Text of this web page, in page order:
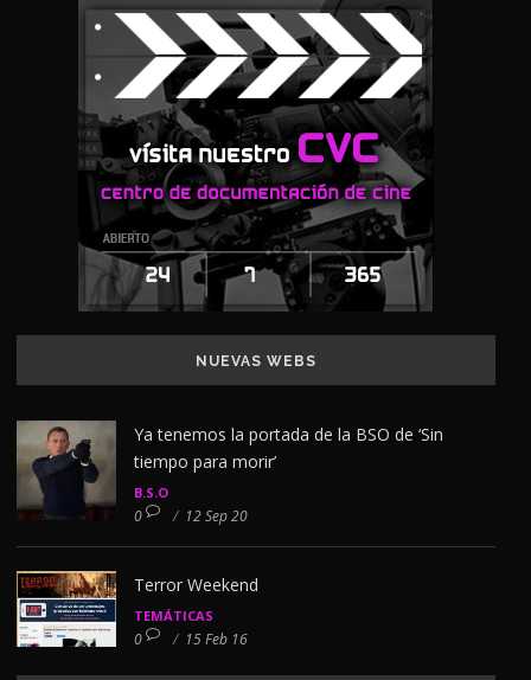
NUEVAS WEBS
Ya tenemos la portada de la BSO de ‘Sin
tiempo para morir’
B.S.O
0 / 12 Sep 20
Terror Weekend
TEMÁTICAS
0 / 15 Feb 16